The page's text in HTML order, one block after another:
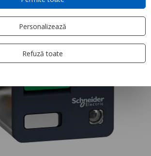
Personalizează
Refuză toate